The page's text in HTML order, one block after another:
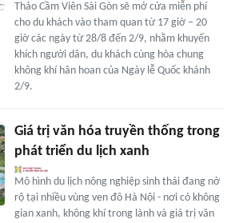
Thảo Cầm Viên Sài Gòn sẽ mở cửa miễn phí
cho du khách vào tham quan từ 17 giờ – 20
giờ các ngày từ 28/8 đến 2/9, nhằm khuyến
khích người dân, du khách cùng hòa chung
không khí hân hoan của Ngày lễ Quốc khánh
2/9.
Giá trị văn hóa truyền thống trong
phát triển du lịch xanh
Mô hình du lịch nông nghiệp sinh thái đang nở
rộ tại nhiều vùng ven đô Hà Nội - nơi có không
gian xanh, không khí trong lành và giá trị văn